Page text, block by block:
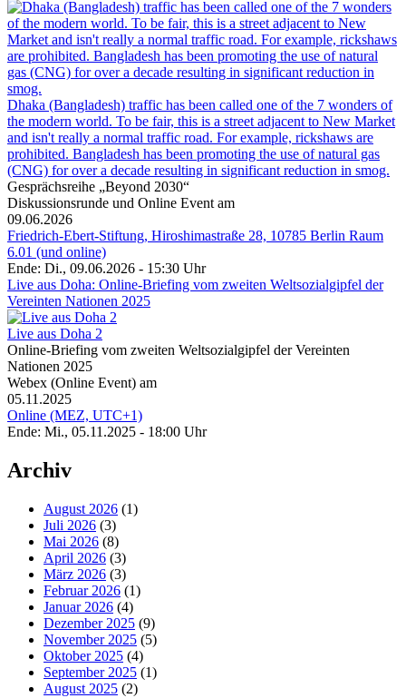
Dhaka (Bangladesh) traffic has been called one of the 7 wonders of
the modern world. To be fair, this is a street adjacent to New Market
and isn't really a normal traffic road. For example, rickshaws are
prohibited. Bangladesh has been promoting the use of natural gas
(CNG) for over a decade resulting in significant reduction in smog.
Gesprächsreihe „Beyond 2030“
Diskussionsrunde und Online Event am
09.06.2026
Friedrich-Ebert-Stiftung, Hiroshimastraße 28, 10785 Berlin Raum
6.01 (und online)
Ende: Di., 09.06.2026 - 15:30 Uhr
Live aus Doha: Online-Briefing vom zweiten Weltsozialgipfel der
Vereinten Nationen 2025
Live aus Doha 2
Online-Briefing vom zweiten Weltsozialgipfel der Vereinten
Nationen 2025
Webex (Online Event) am
05.11.2025
Online (MEZ, UTC+1)
Ende: Mi., 05.11.2025 - 18:00 Uhr
Archiv
August 2026 (1)
Juli 2026 (3)
Mai 2026 (8)
April 2026 (3)
März 2026 (3)
Februar 2026 (1)
Januar 2026 (4)
Dezember 2025 (9)
November 2025 (5)
Oktober 2025 (4)
September 2025 (1)
August 2025 (2)